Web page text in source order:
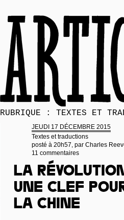
RUBRIQUE : TEXTES ET
JEUDI 17 DÉCEMBRE 2015
Textes et traductions
posté à 20h57, par Charles
11 commentaires
La
une clef
la Chine